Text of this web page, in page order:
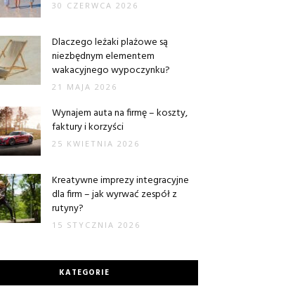
30 CZERWCA 2026
Dlaczego leżaki plażowe są
niezbędnym elementem
wakacyjnego wypoczynku?
21 MAJA 2026
Wynajem auta na firmę – koszty,
faktury i korzyści
25 KWIETNIA 2026
Kreatywne imprezy integracyjne
dla firm – jak wyrwać zespół z
rutyny?
15 STYCZNIA 2026
KATEGORIE